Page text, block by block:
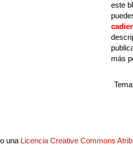
este
más
una Licencia Creative Commons